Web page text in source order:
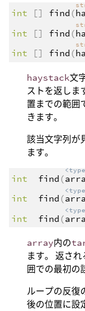
int [] find (
int
[] find (
int
[] find (
haystack文
ストを返しま
置までの範囲
きます。
該当文字列が
ます。
int find (
int
find (
int
find (
array内の
ます。 返され
囲での最初の
ループの反復
後の位置に設